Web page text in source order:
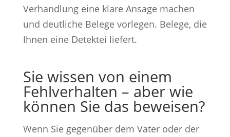
Verhandlung eine klare Ansage machen
und deutliche Belege vorlegen. Belege, die
Ihnen eine Detektei liefert.
Sie wissen von einem
Fehlverhalten – aber wie
können Sie das beweisen?
Wenn Sie gegenüber dem Vater oder der